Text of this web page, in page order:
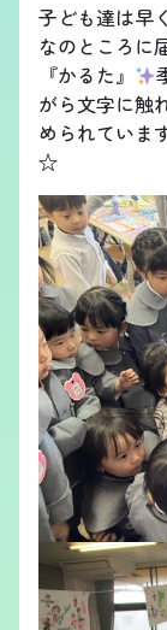
子ども達は早
なのところに
『かるた』
がら文字に触
められていま
☆